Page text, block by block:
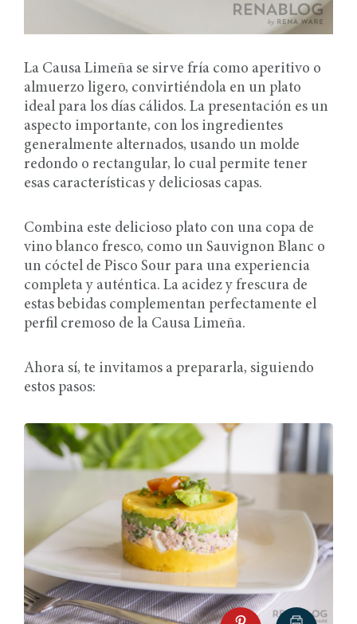
La Causa Limeña se sirve fría como aperitivo o
almuerzo ligero, convirtiéndola en un plato
ideal para los días cálidos. La presentación es un
aspecto importante, con los ingredientes
generalmente alternados, usando un molde
redondo o rectangular, lo cual permite tener
esas características y deliciosas capas.
Combina este delicioso plato con una copa de
vino blanco fresco, como un Sauvignon Blanc o
un cóctel de Pisco Sour para una experiencia
completa y auténtica. La acidez y frescura de
estas bebidas complementan perfectamente el
perfil cremoso de la Causa Limeña.
Ahora sí, te invitamos a prepararla, siguiendo
estos pasos: